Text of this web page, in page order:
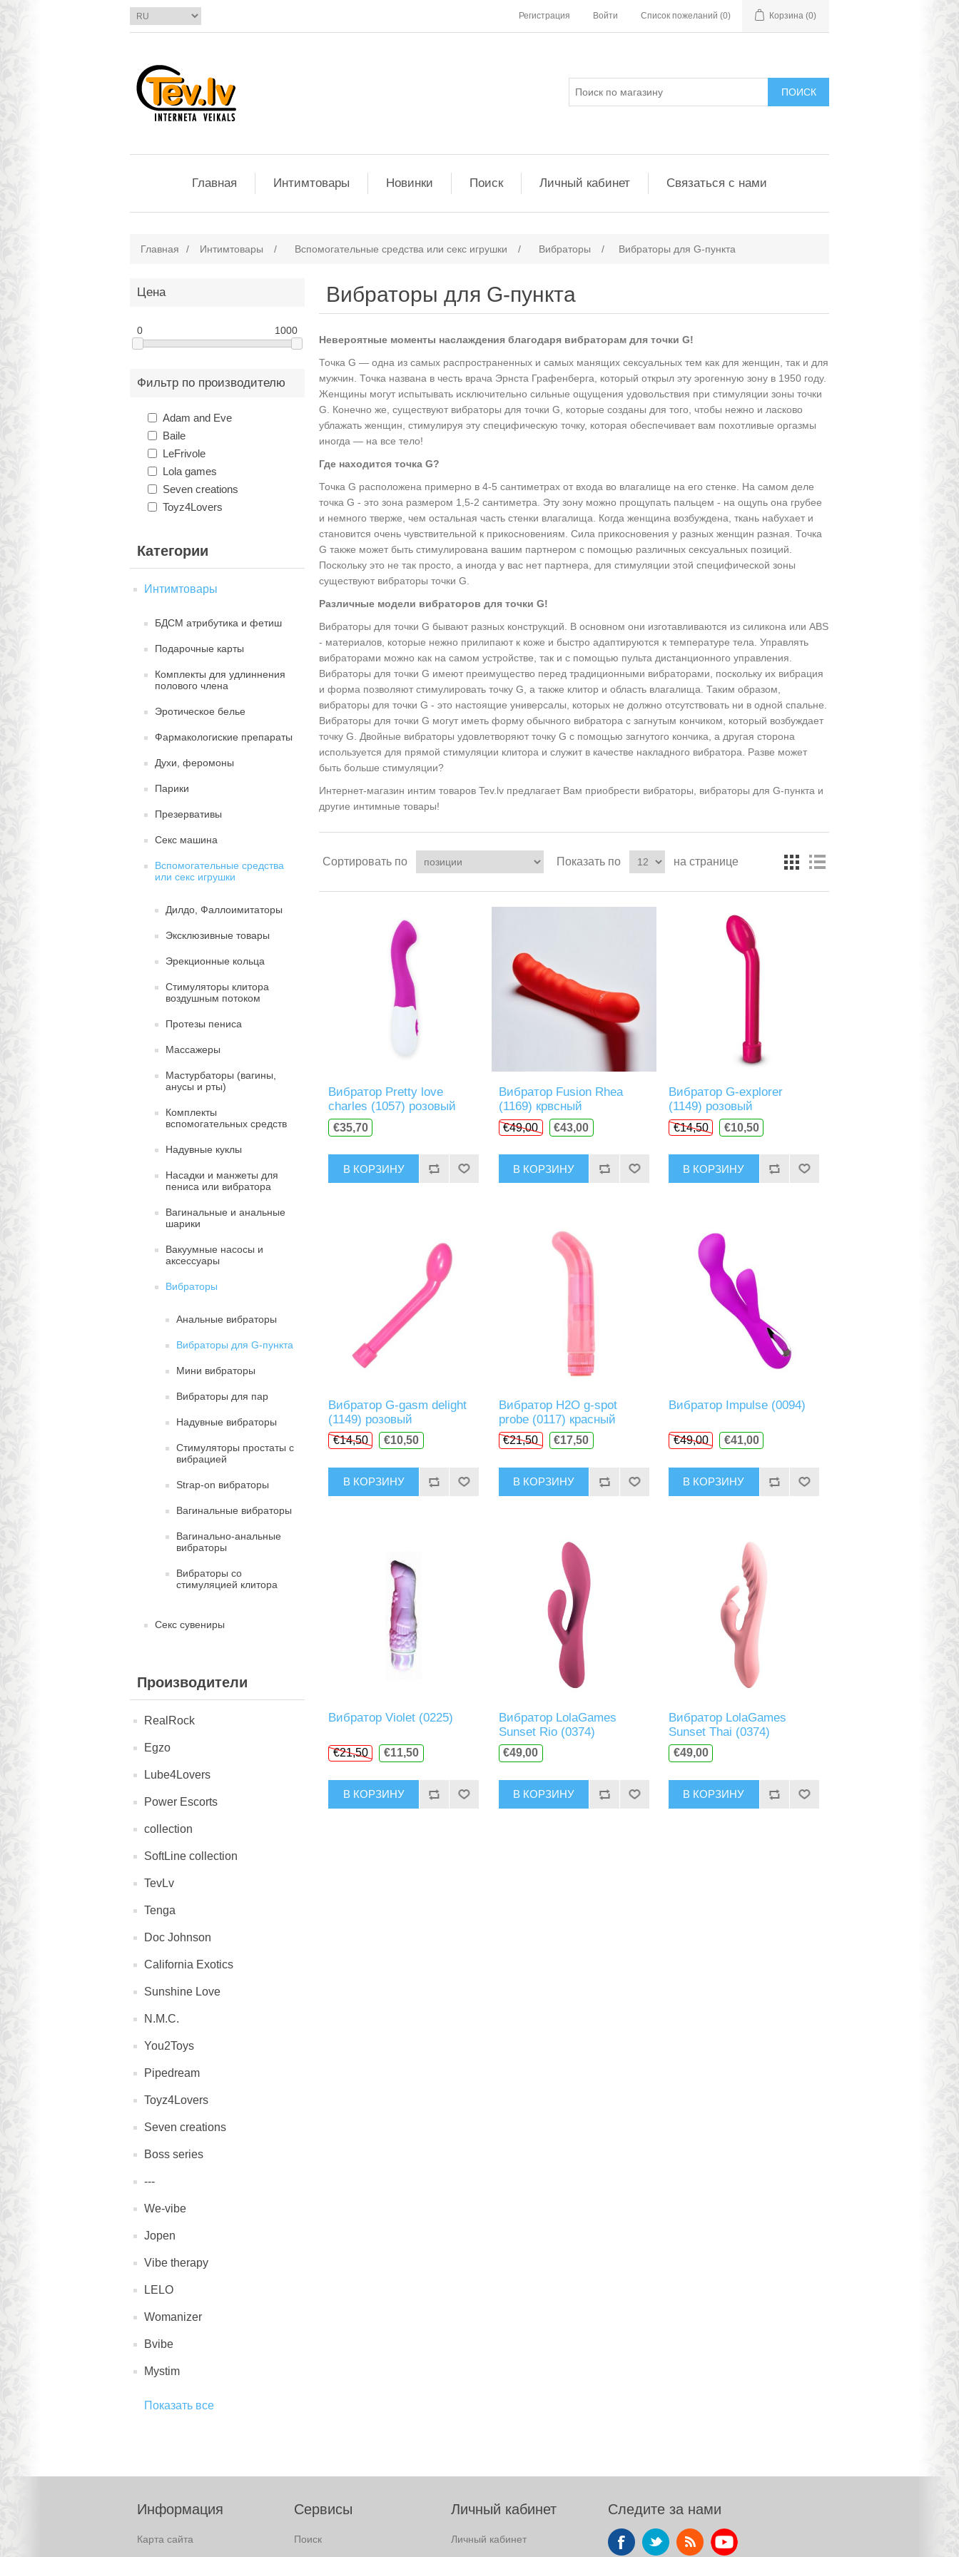
Регистрация Войти Список пожеланий (0) Корзина (0)
ПОИСК
Главная Интимтовары Новинки Поиск Личный кабинет Связаться с нами
Главная / Интимтовары / Вспомогательные средства или cекс игрушки / Вибраторы / Вибраторы для G-пункта
Цена
0 1000
Фильтр по производителю
Adam and Eve
Baile
LeFrivole
Lola games
Seven creations
Toyz4Lovers
Категории
Интимтовары
БДСМ атрибутика и фетиш
Подарочные карты
Комплекты для удлиннения
полового члена
Эротическое белье
Фармакологиские препараты
Духи, феромоны
Парики
Презервативы
Секс машина
Вспомогательные средства
или cекс игрушки
Дилдо, Фаллоимитаторы
Эксклюзивные товары
Эрекционные кольца
Стимуляторы клитора
воздушным потоком
Протезы пениса
Массажеры
Мастурбаторы (вагины,
анусы и рты)
Комплекты
вспомогательных средств
Надувные куклы
Насадки и манжеты для
пениса или вибратора
Вагинальные и анальные
шарики
Вакуумные насосы и
аксессуары
Вибраторы
Анальные вибраторы
Вибраторы для G-пункта
Мини вибраторы
Вибраторы для пар
Надувные вибраторы
Стимуляторы простаты с
вибрацией
Strap-on вибраторы
Вагинальные вибраторы
Вагинально-анальные
вибраторы
Вибраторы со
стимуляцией клитора
Секс сувениры
Производители
RealRock
Egzo
Lube4Lovers
Power Escorts
collection
SoftLine collection
TevLv
Tenga
Doc Johnson
California Exotics
Sunshine Love
N.M.C.
You2Toys
Pipedream
Toyz4Lovers
Seven creations
Boss series
---
We-vibe
Jopen
Vibe therapy
LELO
Womanizer
Bvibe
Mystim
Показать все
Вибраторы для G-пункта
Невероятные моменты наслаждения благодаря вибраторам для точки G!
Точка G — одна из самых распространенных и самых манящих сексуальных тем как для женщин, так и для
мужчин. Точка названа в честь врача Эрнста Графенберга, который открыл эту эрогенную зону в 1950 году.
Женщины могут испытывать исключительно сильные ощущения удовольствия при стимуляции зоны точки
G. Конечно же, существуют вибраторы для точки G, которые созданы для того, чтобы нежно и ласково
ублажать женщин, стимулируя эту специфическую точку, которая обеспечивает вам похотливые оргазмы
иногда — на все тело!
Где находится точка G?
Точка G расположена примерно в 4-5 сантиметрах от входа во влагалище на его стенке. На самом деле
точка G - это зона размером 1,5-2 сантиметра. Эту зону можно прощупать пальцем - на ощупь она грубее
и немного тверже, чем остальная часть стенки влагалища. Когда женщина возбуждена, ткань набухает и
становится очень чувствительной к прикосновениям. Сила прикосновения у разных женщин разная. Точка
G также может быть стимулирована вашим партнером с помощью различных сексуальных позиций.
Поскольку это не так просто, а иногда у вас нет партнера, для стимуляции этой специфической зоны
существуют вибраторы точки G.
Различные модели вибраторов для точки G!
Вибраторы для точки G бывают разных конструкций. В основном они изготавливаются из силикона или ABS
- материалов, которые нежно прилипают к коже и быстро адаптируются к температуре тела. Управлять
вибраторами можно как на самом устройстве, так и с помощью пульта дистанционного управления.
Вибраторы для точки G имеют преимущество перед традиционными вибраторами, поскольку их вибрация
и форма позволяют стимулировать точку G, а также клитор и область влагалища. Таким образом,
вибраторы для точки G - это настоящие универсалы, которых не должно отсутствовать ни в одной спальне.
Вибраторы для точки G могут иметь форму обычного вибратора с загнутым кончиком, который возбуждает
точку G. Двойные вибраторы удовлетворяют точку G с помощью загнутого кончика, а другая сторона
используется для прямой стимуляции клитора и служит в качестве накладного вибратора. Разве может
быть больше стимуляции?
Интернет-магазин интим товаров Tev.lv предлагает Вам приобрести вибраторы, вибраторы для G-пункта и
другие интимные товары!
Сортировать по Показать по на странице
Вибратор Pretty love
charles (1057) розовый
€35,70
В КОРЗИНУ
Вибратор Fusion Rhea
(1169) крвсный
€49,00 €43,00
В КОРЗИНУ
Вибратор G-explorer
(1149) розовый
€14,50 €10,50
В КОРЗИНУ
Вибратор G-gasm delight
(1149) розовый
€14,50 €10,50
В КОРЗИНУ
Вибратор H2O g-spot
probe (0117) красный
€21,50 €17,50
В КОРЗИНУ
Вибратор Impulse (0094)
€49,00 €41,00
В КОРЗИНУ
Вибратор Violet (0225)
€21,50 €11,50
В КОРЗИНУ
Вибратор LolaGames
Sunset Rio (0374)
€49,00
В КОРЗИНУ
Вибратор LolaGames
Sunset Thai (0374)
€49,00
В КОРЗИНУ
Информация
Карта сайта
Сервисы
Поиск
Личный кабинет
Личный кабинет
Следите за нами